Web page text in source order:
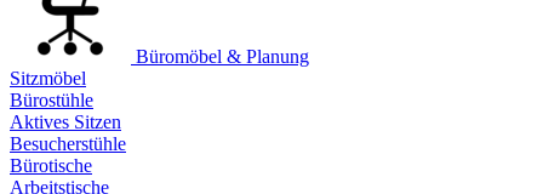
Büromöbel & Planung
Sitzmöbel
Bürostühle
Aktives Sitzen
Besucherstühle
Bürotische
Arbeitstische